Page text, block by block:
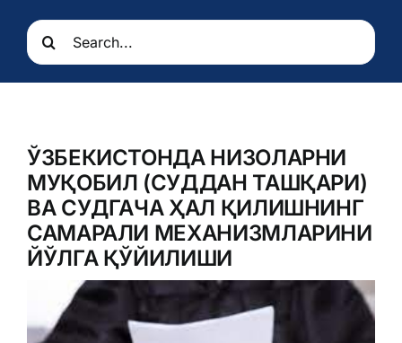
Munosabatlar
Elchixona
Konsullik xizmatlari
O’zbekiston
Search
for:
ЎЗБЕКИСТОНДА НИЗОЛАРНИ
МУҚОБИЛ (СУДДАН ТАШҚАРИ)
ВА СУДГАЧА ҲАЛ ҚИЛИШНИНГ
САМАРАЛИ МЕХАНИЗМЛАРИНИ
ЙЎЛГА ҚЎЙИЛИШИ